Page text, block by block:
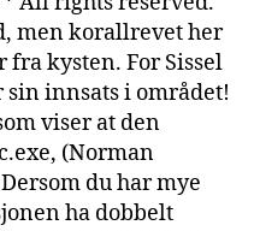
men korallrevet her
fra kysten. For Sissel
innsats i området!
viser at den
(Norman
du har mye
ha dobbelt